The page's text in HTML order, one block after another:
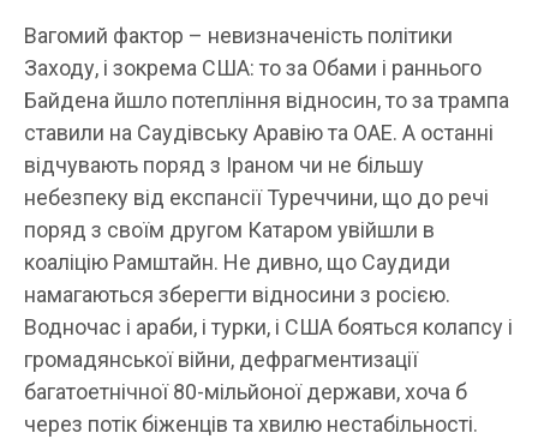
Вагомий фактор – невизначеність політики
Заходу, і зокрема США: то за Обами і раннього
Байдена йшло потепління відносин, то за трампа
ставили на Саудівську Аравію та ОАЕ. А останні
відчувають поряд з Іраном чи не більшу
небезпеку від експансії Туреччини, що до речі
поряд з своїм другом Катаром увійшли в
коаліцію Рамштайн. Не дивно, що Саудиди
намагаються зберегти відносини з росією.
Водночас і араби, і турки, і США бояться колапсу і
громадянської війни, дефрагментизації
багатоетнічної 80-мільйоної держави, хоча б
через потік біженців та хвилю нестабільності.